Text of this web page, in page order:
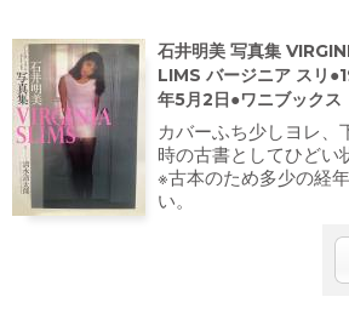
石井明美 写真集
LIMS バージニア スリ
年5月2日●ワニブックス
カバーふち少しヨレ、
時の古書としてひどい
※古本のため多少の経
い。